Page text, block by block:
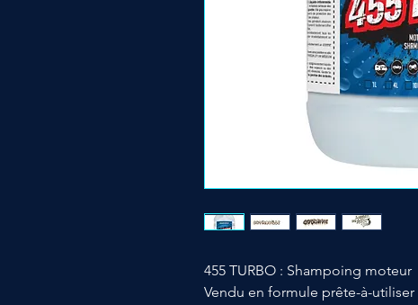
455 TURBO : Shampoing moteur
Vendu en formule prête-à-utiliser